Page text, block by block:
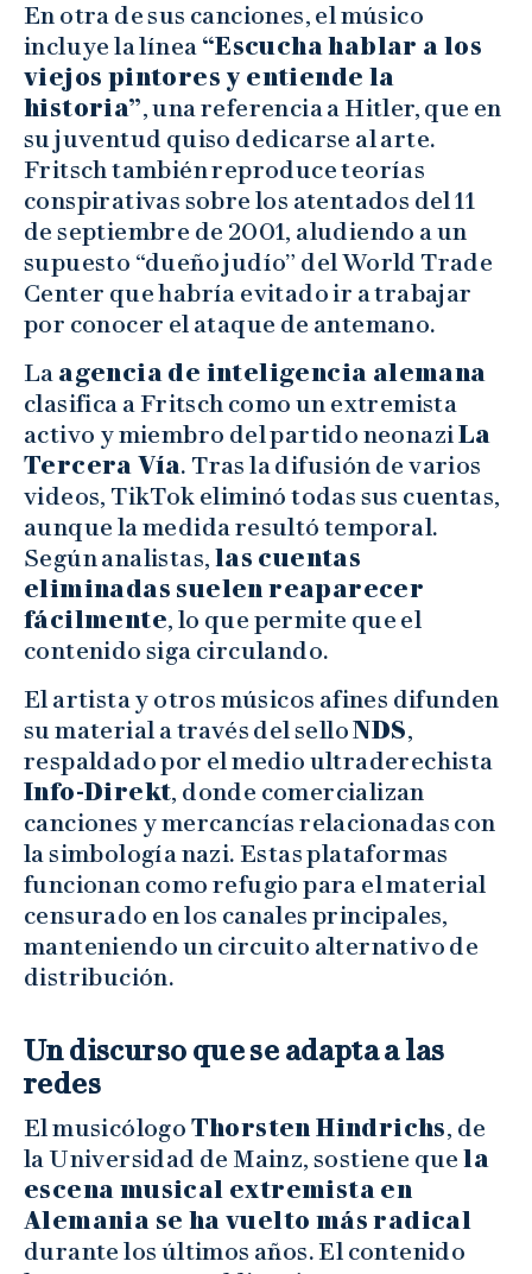
En otra de sus canciones, el músico
incluye la línea “Escucha hablar a los
viejos pintores y entiende la
historia”, una referencia a Hitler, que en
su juventud quiso dedicarse al arte.
Fritsch también reproduce teorías
conspirativas sobre los atentados del 11
de septiembre de 2001, aludiendo a un
supuesto “dueño judío” del World Trade
Center que habría evitado ir a trabajar
por conocer el ataque de antemano.
La agencia de inteligencia alemana
clasifica a Fritsch como un extremista
activo y miembro del partido neonaziLa
Tercera Vía. Tras la difusión de varios
videos, TikTok eliminó todas sus cuentas,
aunque la medida resultó temporal.
Según analistas, las cuentas
eliminadas suelen reaparecer
fácilmente, lo que permite que el
contenido siga circulando.
El artista y otros músicos afines difunden
su material a través del selloNDS,
respaldado por el medio ultraderechista
Info-Direkt, donde comercializan
canciones y mercancías relacionadas con
la simbología nazi. Estas plataformas
funcionan como refugio para el material
censurado en los canales principales,
manteniendo un circuito alternativo de
distribución.
Un discurso que se adapta a las
redes
El musicólogo Thorsten Hindrichs, de
la Universidad de Mainz, sostiene quela
escena musical extremista en
Alemania se ha vuelto más radical
durante los últimos años. El contenido